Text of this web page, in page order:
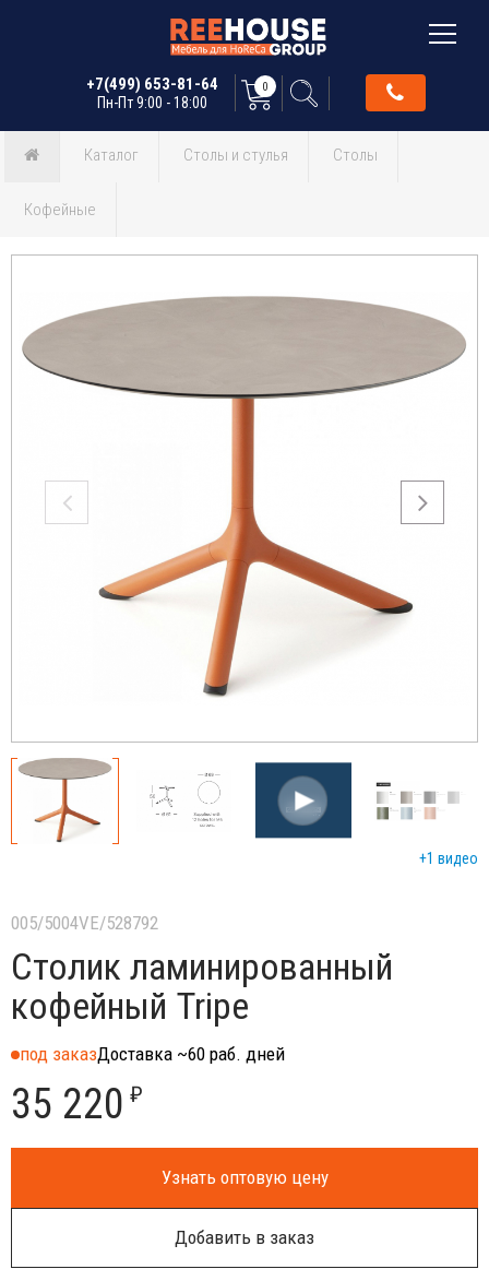
+7(499) 653-81-64
Пн-Пт 9:00 - 18:00
0
Каталог Столы и стулья Столы
Кофейные
+1 видео
005/5004VE/528792
Столик ламинированный
кофейный Tripe
под заказДоставка ~60 раб. дней
35 220 ₽
Узнать оптовую цену
Добавить в заказ